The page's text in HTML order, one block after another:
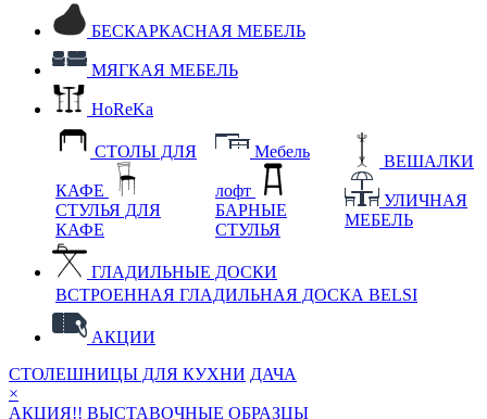
БЕСКАРКАСНАЯ МЕБЕЛЬ
МЯГКАЯ МЕБЕЛЬ
HoReKa
СТОЛЫ ДЛЯ
КАФЕ
СТУЛЬЯ ДЛЯ
КАФЕ
Мебель
лофт
БАРНЫЕ
СТУЛЬЯ
ВЕШАЛКИ
УЛИЧНАЯ
МЕБЕЛЬ
ГЛАДИЛЬНЫЕ ДОСКИ
ВСТРОЕННАЯ ГЛАДИЛЬНАЯ ДОСКА BELSI
АКЦИИ
СТОЛЕШНИЦЫ ДЛЯ КУХНИ ДАЧА
×
АКЦИЯ!! ВЫСТАВОЧНЫЕ ОБРАЗЦЫ